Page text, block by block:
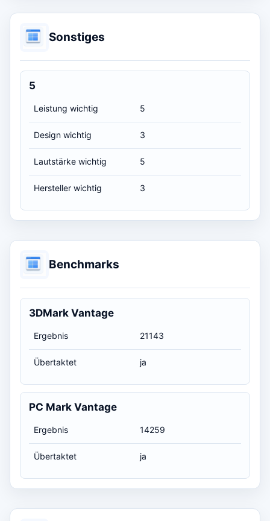
Sonstiges
5
Leistung wichtig 5
Design wichtig 3
Lautstärke wichtig 5
Hersteller wichtig 3
Benchmarks
3DMark Vantage
Ergebnis 21143
Übertaktet ja
PC Mark Vantage
Ergebnis 14259
Übertaktet ja